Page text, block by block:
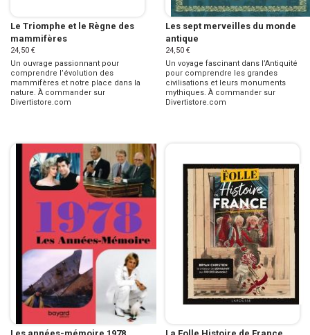
Le Triomphe et le Règne des
mammifères
24,50 €
Un ouvrage passionnant pour
comprendre l’évolution des
mammifères et notre place dans la
nature. À commander sur
Divertistore.com
Les sept merveilles du monde
antique
24,50 €
Un voyage fascinant dans l’Antiquité
pour comprendre les grandes
civilisations et leurs monuments
mythiques. À commander sur
Divertistore.com